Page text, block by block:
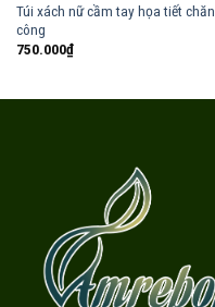
Túi xách nữ cầm tay họa tiết chăn
công
750.000₫